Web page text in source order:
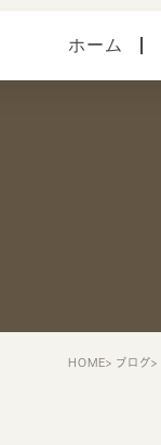
ホーム
HOME ブログ